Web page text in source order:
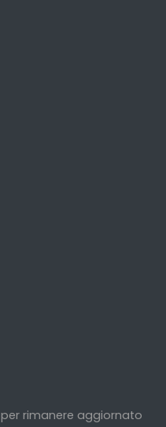
per rimanere aggiornato